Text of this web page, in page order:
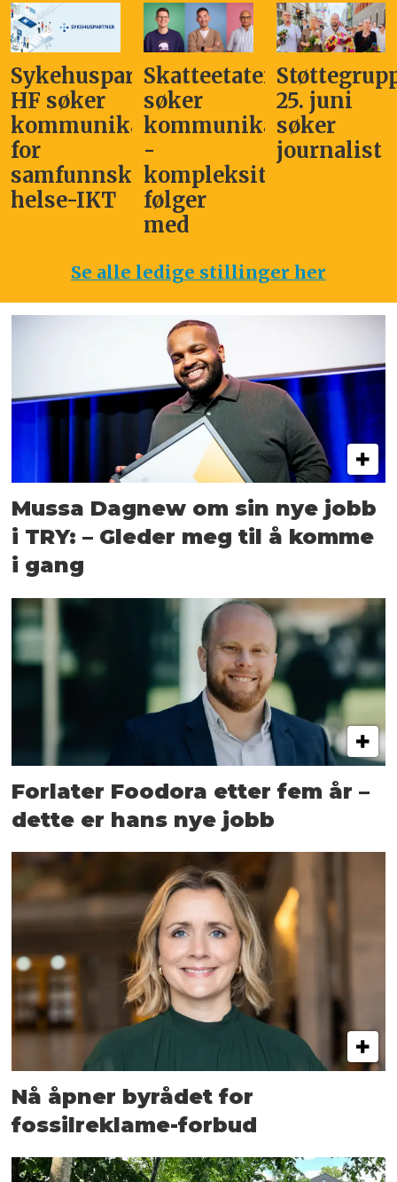
Sykehuspartner
HF søker
kommunikasjonssjef
for
samfunnskritisk
helse-IKT
Skatteetaten
søker
kommunikasjonsleder
-
kompleksitet
følger
med
25. juni
søker
journalist
Se alle ledige stillinger her
Mussa Dagnew om sin nye jobb
i TRY: – Gleder meg til å komme
i gang
Forlater Foodora etter fem år –
dette er hans nye jobb
Nå åpner byrådet for
fossilreklame-forbud